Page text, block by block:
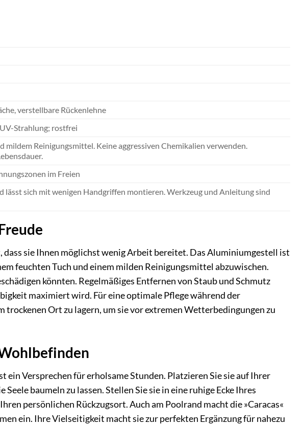
verstellbare Rückenlehne
Strahlung; rostfrei
mildem Reinigungsmittel. Keine aggressiven Chemikalien verwenden.
im Freien
lässt sich mit wenigen Handgriffen montieren. Werkzeug und Anleitung sind
dass sie Ihnen möglichst wenig Arbeit bereitet. Das Aluminiumgestell ist
feuchten Tuch und einem milden Reinigungsmittel abzuwischen.
könnten. Regelmäßiges Entfernen von Staub und Schmutz
maximiert wird. Für eine optimale Pflege während der
Ort zu lagern, um sie vor extremen Wetterbedingungen zu
ein Versprechen für erholsame Stunden. Platzieren Sie sie auf Ihrer
baumeln zu lassen. Stellen Sie sie in eine ruhige Ecke Ihres
persönlichen Rückzugsort. Auch am Poolrand macht die »Caracas«
ein. Ihre Vielseitigkeit macht sie zur perfekten Ergänzung für nahezu